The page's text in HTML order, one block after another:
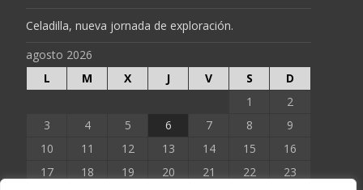
Celadilla, nueva jornada de exploración.
agosto 2026
L
M X J V S
D
1
2
3
4 5 6 7 8
9
10
11 12 13 14 15
16
17
18 19 20 21 22
23